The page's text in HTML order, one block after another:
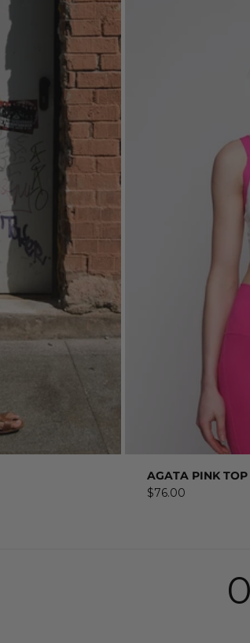
AGATA PINK TOP
$76.00
0